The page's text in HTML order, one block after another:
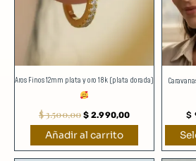
Aros Finos 12mm plata y oro 18k (plata dorada)
$3.500,00 $ 2.990,00
Añadir al carrito
$